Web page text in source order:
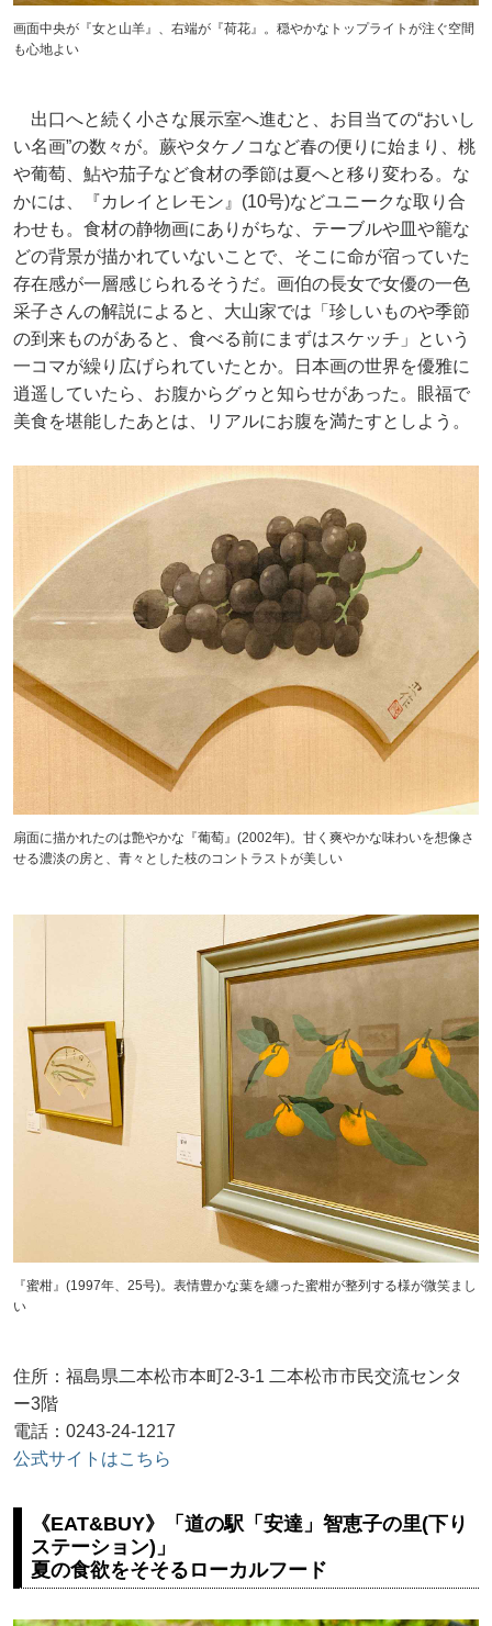
画面中央が『女と山羊』、右端が『荷花』。穏やかなトップライトが注ぐ空間
も心地よい
出口へと続く小さな展示室へ進むと、お目当ての“おいし
い名画”の数々が。蕨やタケノコなど春の便りに始まり、桃
や葡萄、鮎や茄子など食材の季節は夏へと移り変わる。な
かには、『カレイとレモン』(10号)などユニークな取り合
わせも。食材の静物画にありがちな、テーブルや皿や籠な
どの背景が描かれていないことで、そこに命が宿っていた
存在感が一層感じられるそうだ。画伯の長女で女優の一色
采子さんの解説によると、大山家では「珍しいものや季節
の到来ものがあると、食べる前にまずはスケッチ」という
一コマが繰り広げられていたとか。日本画の世界を優雅に
逍遥していたら、お腹からグゥと知らせがあった。眼福で
美食を堪能したあとは、リアルにお腹を満たすとしよう。
扇面に描かれたのは艶やかな『葡萄』(2002年)。甘く爽やかな味わいを想像さ
せる濃淡の房と、青々とした枝のコントラストが美しい
『蜜柑』(1997年、25号)。表情豊かな葉を纏った蜜柑が整列する様が微笑まし
い
住所：福島県二本松市本町2-3-1 二本松市市民交流センタ
ー3階
電話：0243-24-1217
公式サイトはこちら
《EAT&BUY》「道の駅「安達」智恵子の里(下り
ステーション)」
夏の食欲をそそるローカルフード